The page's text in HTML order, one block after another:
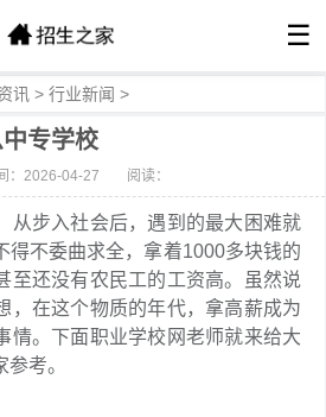
☰
讯 > 行业新闻 >
专学校
：2026-04-27 阅读：
从步入社会后，遇到的最大困难就
得不委曲求全，拿着1000多块钱的
至还没有农民工的工资高。虽然说
，在这个物质的年代，拿高薪成为
情。下面职业学校网老师就来给大
考。